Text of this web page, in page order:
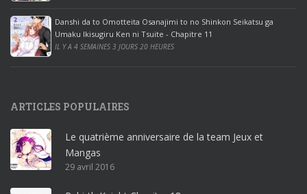
e
2
0
1
r
o
ff
i
c
Danshi da to Omotteita Osanajimi to no Shinkon Seikatsu ga
Umaku Ikisugiru Ken ni Tsuite - Chapitre 11
IL Y A 4 SEMAINES 3 JOURS 20 HEURES
ARTICLES POPULAIRES
Le quatrième anniversaire de la team Jeux et
Mangas
29 avril 2016